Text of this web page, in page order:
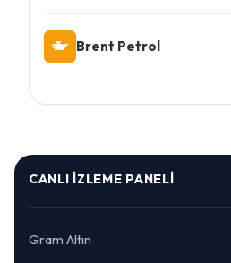
Brent Petrol
CANLI İZLEME PANELI
Gram Altın